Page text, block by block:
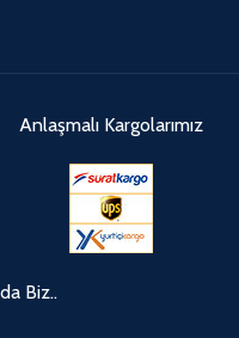
Anlaşmalı Kargolarımız
Biz..